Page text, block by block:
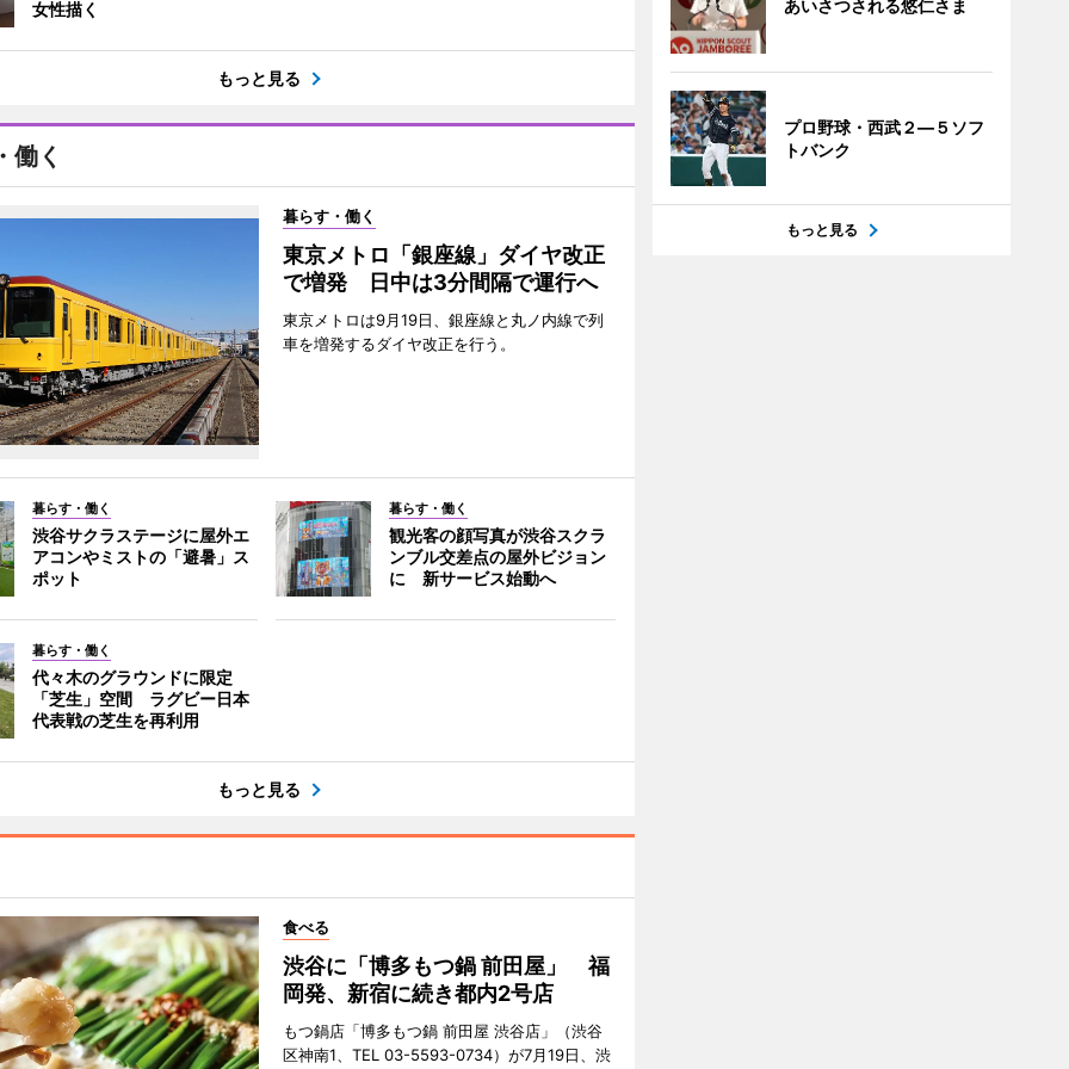
女性描く
もっと見る
働く
暮らす・働く
東京メトロ「銀座線」ダイヤ改正
で増発 日中は3分間隔で運行へ
東京メトロは9月19日、銀座線と丸ノ内線で列
車を増発するダイヤ改正を行う。
暮らす・働く
渋谷サクラステージに屋外エ
アコンやミストの「避暑」ス
ポット
暮らす・働く
観光客の顔写真が渋谷スクラ
ンブル交差点の屋外ビジョン
に 新サービス始動へ
暮らす・働く
代々木のグラウンドに限定
「芝生」空間 ラグビー日本
代表戦の芝生を再利用
もっと見る
食べる
渋谷に「博多もつ鍋 前田屋」 福
岡発、新宿に続き都内2号店
もつ鍋店「博多もつ鍋 前田屋 渋谷店」（渋谷
区神南1、TEL 03-5593-0734）が7月19日、渋
あいさつされる悠仁さま
プロ野球・西武２―５ソフ
トバンク
もっと見る